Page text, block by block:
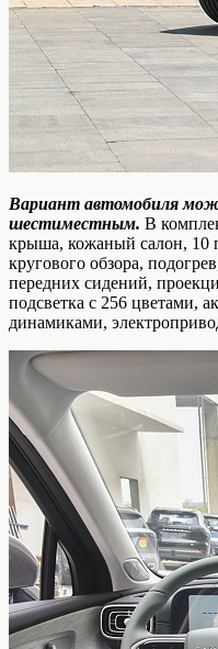
Вариант автомобиля
шестиместным. В
крыша, кожаный салон, 10
кругового обзора,
передних сидений,
подсветка с 256 цветами,
динамиками,